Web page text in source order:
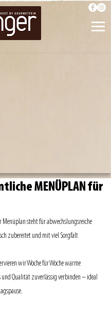
MENÜPLAN für
Menüplan steht für abwechslungsreiche
zubereitet und mit viel Sorgfalt
wir Woche für Woche warme
und Qualität zuverlässig verbinden – ideal